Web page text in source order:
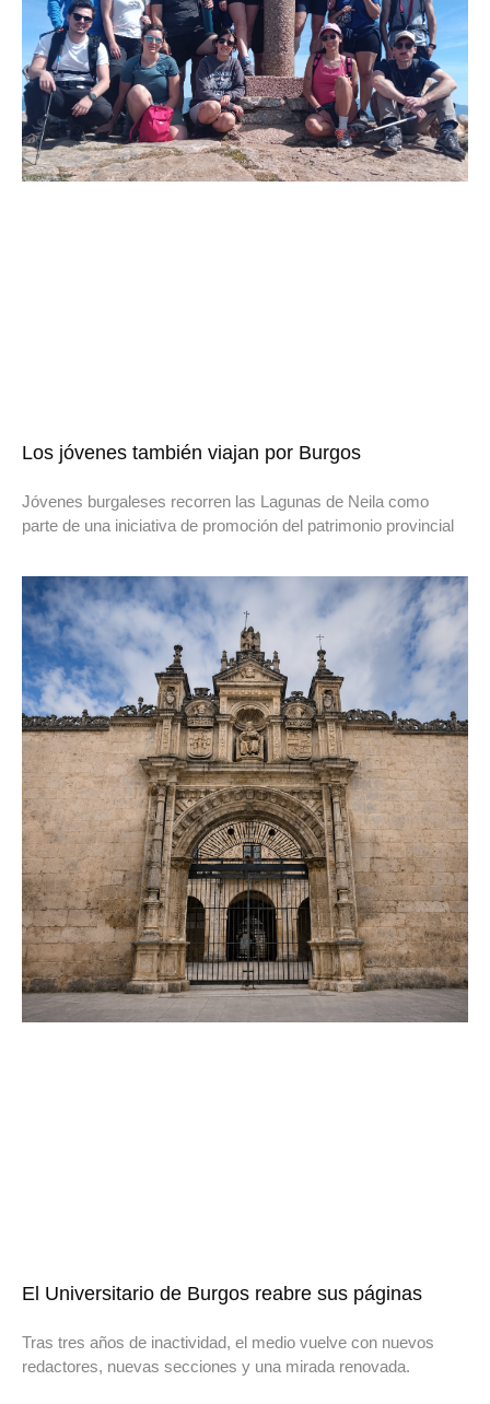
Los jóvenes también viajan por Burgos
Jóvenes burgaleses recorren las Lagunas de Neila como
parte de una iniciativa de promoción del patrimonio provincial
El Universitario de Burgos reabre sus páginas
Tras tres años de inactividad, el medio vuelve con nuevos
redactores, nuevas secciones y una mirada renovada.